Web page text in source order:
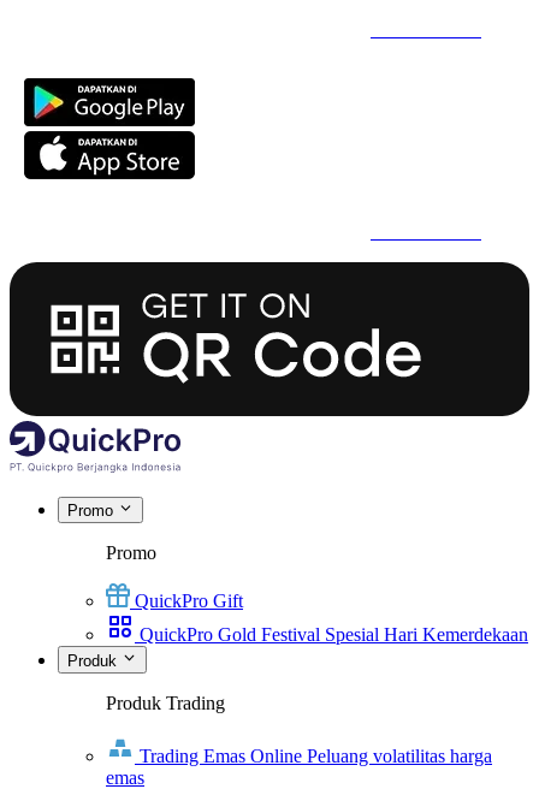
Promo
Promo
QuickPro Gift
QuickPro Gold Festival Spesial Hari Kemerdekaan
Produk
Produk Trading
Trading Emas Online Peluang volatilitas harga
emas